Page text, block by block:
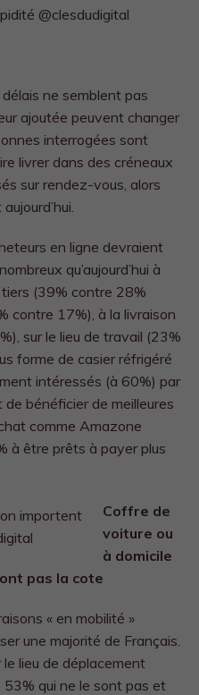
ne semblent pas
ajoutée peuvent changer
interrogées sont
livrer dans des créneaux
sur rendez-vous, alors
en ligne devraient
qu’aujourd’hui à
(39% contre 28%
contre 17%), à la livraison
sur le lieu de travail (23%
forme de casier réfrigéré
intéressés (à 60%) par
bénéficier de meilleures
comme Amazone
à être prêts à payer plus
Coffre de
voiture ou
à domicile
pas la cote
« en mobilité »
une majorité de Français.
le lieu de déplacement
qui ne le sont pas et